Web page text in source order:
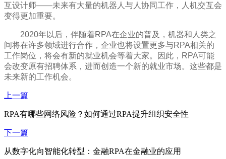
互设计师——未来有大量的机器人与人协同工作，人机交互会
变得更加重要。
2020年以后，伴随着RPA在企业的普及，机器和人类之
间将在许多领域进行合作，企业也将设置更多与RPA相关的
工作岗位，将会有新的就业机会等着大家。因此，RPA可能
会改变原有招聘体系，进而创造一个新的就业市场。这些都是
未来新的工作机会。
上一篇
RPA有哪些网络风险？如何通过RPA提升组织安全性
下一篇
从数字化向智能化转型：金融RPA在金融业的应用